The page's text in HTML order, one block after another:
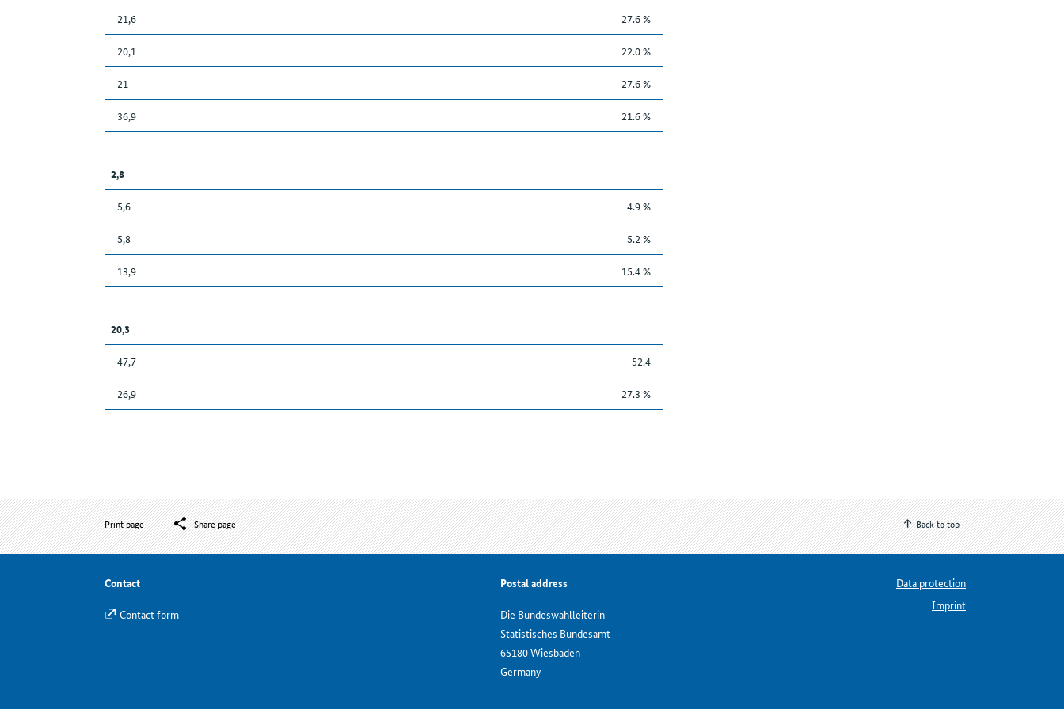
21,6 27.6 %
20,1 22.0 %
21 27.6 %
36,9 21.6 %
2,8
5,6 4.9 %
5,8 5.2 %
13,9 15.4 %
20,3
47,7 52.4
26,9 27.3 %
Print page Share page Back to top
Contact
Contact form
Postal address
Die Bundeswahlleiterin
Statistisches Bundesamt
65180 Wiesbaden
Germany
Data protection
Imprint